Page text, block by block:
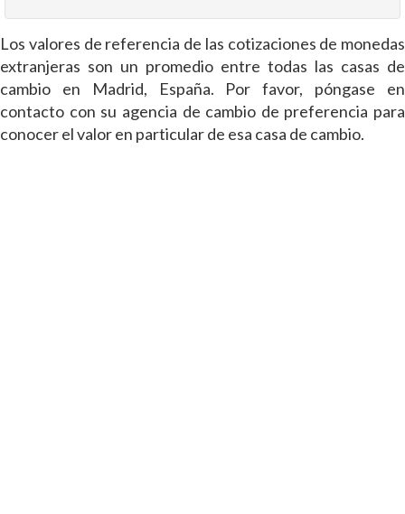
Los valores de referencia de las cotizaciones de monedas
extranjeras son un promedio entre todas las casas de
cambio en Madrid, España. Por favor, póngase en
contacto con su agencia de cambio de preferencia para
conocer el valor en particular de esa casa de cambio.